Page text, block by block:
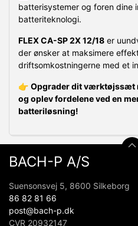
batterisystemer og foren dine
batteriteknologi.
FLEX CA-SP 2X 12/18 er
der ønsker at maksimere
driftsomkostningerne med et
👉 Opgrader dit værktøjssæt
og oplev fordelene ved en
batteriløsning!
BACH-P A/S
Suensonsvej 5, 8600 Silkeborg
86 82 81 66
post@bach-p.dk
CVR 20932147